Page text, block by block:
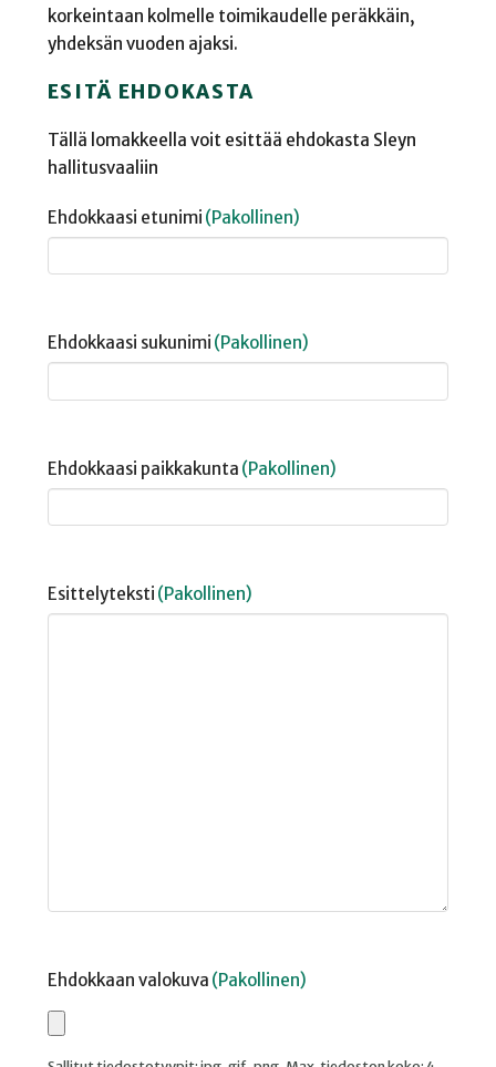
korkeintaan kolmelle toimikaudelle peräkkäin,
yhdeksän vuoden ajaksi.
ESITÄ EHDOKASTA
Tällä lomakkeella voit esittää ehdokasta Sleyn
hallitusvaaliin
Ehdokkaasi etunimi (Pakollinen)
Ehdokkaasi sukunimi (Pakollinen)
Ehdokkaasi paikkakunta (Pakollinen)
Esittelyteksti (Pakollinen)
Ehdokkaan valokuva (Pakollinen)